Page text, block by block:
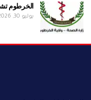
الخرطوم
يوليو 30, 2026